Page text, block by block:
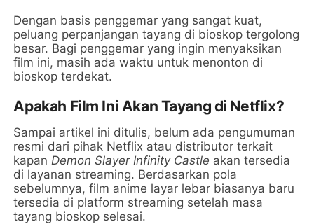
Dengan basis penggemar yang sangat kuat,
peluang perpanjangan tayang di bioskop tergolong
besar. Bagi penggemar yang ingin menyaksikan
film ini, masih ada waktu untuk menonton di
bioskop terdekat.
Apakah Film Ini Akan Tayang di Netflix?
Sampai artikel ini ditulis, belum ada pengumuman
resmi dari pihak Netflix atau distributor terkait
kapan Demon Slayer Infinity Castle akan tersedia
di layanan streaming. Berdasarkan pola
sebelumnya, film anime layar lebar biasanya baru
tersedia di platform streaming setelah masa
tayang bioskop selesai.